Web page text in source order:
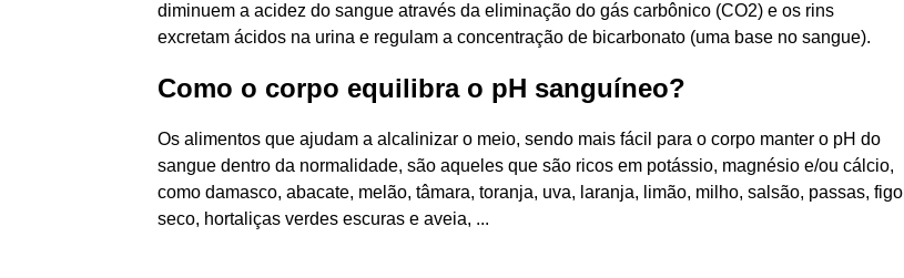
diminuem a acidez do sangue através da eliminação do gás carbônico (CO2) e os rins
excretam ácidos na urina e regulam a concentração de bicarbonato (uma base no sangue).
Como o corpo equilibra o pH sanguíneo?
Os alimentos que ajudam a alcalinizar o meio, sendo mais fácil para o corpo manter o pH do
sangue dentro da normalidade, são aqueles que são ricos em potássio, magnésio e/ou cálcio,
como damasco, abacate, melão, tâmara, toranja, uva, laranja, limão, milho, salsão, passas, figo
seco, hortaliças verdes escuras e aveia, ...